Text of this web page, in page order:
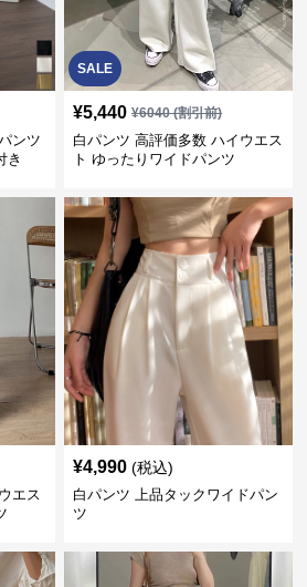
ンツ
き
SALE
¥5,440 ¥6040(割引前)
白パンツ 高評価多数 ハイウエス
ト ゆったりワイドパンツ
エス
¥4,990 (税込)
白パンツ 上品タックワイドパン
ツ